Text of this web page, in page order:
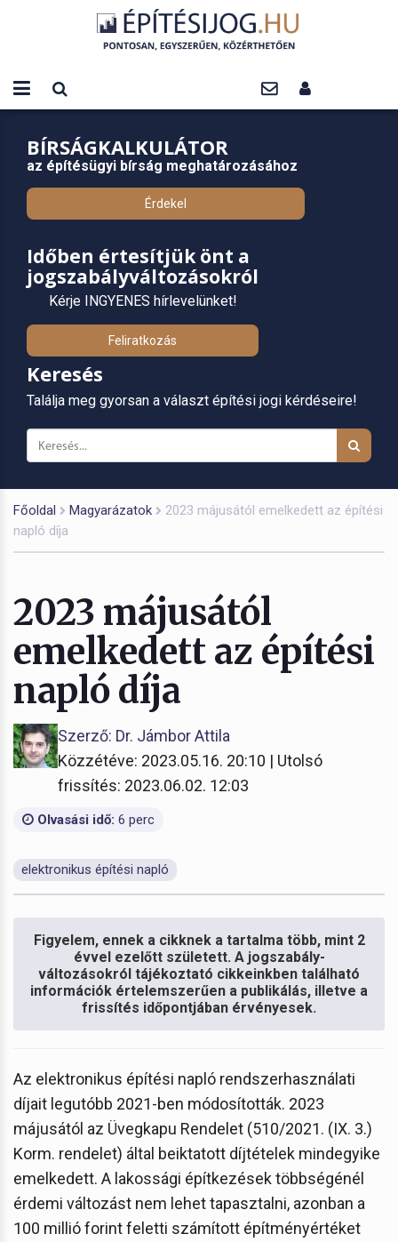
BÍRSÁGKALKULÁTOR
az építésügyi bírság meghatározásához
Érdekel
Időben értesítjük önt a
jogszabályváltozásokról
Kérje INGYENES hírlevelünket!
Feliratkozás
Keresés
Találja meg gyorsan a választ építési jogi kérdéseire!
Főoldal Magyarázatok
2023 májusától emelkedett az építési
napló díja
2023 májusától
emelkedett az építési
napló díja
Szerző: Dr. Jámbor Attila
Közzétéve: 2023.05.16. 20:10 | Utolsó
frissítés: 2023.06.02. 12:03
Olvasási idő: 6 perc
elektronikus építési napló
Figyelem, ennek a cikknek a tartalma több, mint 2
évvel ezelőtt született. A jogszabály-
változásokról tájékoztató cikkeinkben található
információk értelemszerűen a publikálás, illetve a
frissítés időpontjában érvényesek.
Az elektronikus építési napló rendszerhasználati
díjait legutóbb 2021-ben módosították. 2023
májusától az Üvegkapu Rendelet (510/2021. (IX. 3.)
Korm. rendelet) által beiktatott díjtételek mindegyike
emelkedett. A lakossági építkezések többségénél
érdemi változást nem lehet tapasztalni, azonban a
100 millió forint feletti számított építményértéket